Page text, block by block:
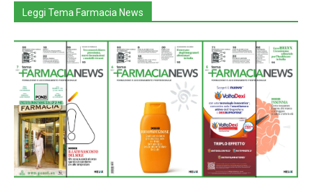
Leggi Tema Farmacia News